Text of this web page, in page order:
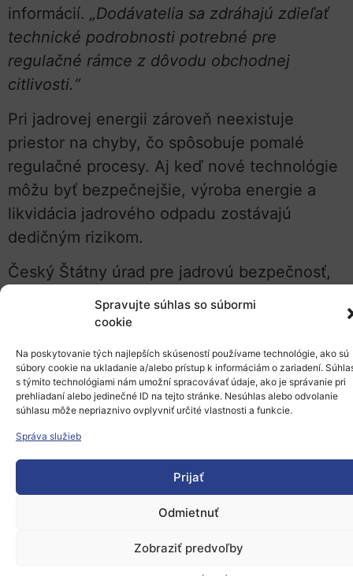
Spravujte súhlas so súbormi
cookie
Na poskytovanie tých najlepších skúseností používame technológie, ako sú
súbory cookie na ukladanie a/alebo prístup k informáciám o zariadení.
s týmito technológiami nám umožní spracovávať údaje, ako je správanie pri
prehliadaní alebo jedinečné ID na tejto stránke. Nesúhlas alebo odvolanie
súhlasu môže nepriaznivo ovplyvniť určité vlastnosti a funkcie.
Správa služieb
Prijať
Odmietnuť
Zobraziť predvoľby
informácií. „Dodávatelia sa zdráhajú zdieľať
technické podrobnosti potrebné pre
regulačné rámce z dôvodu obchodnej
citlivosti.“
Pri jadrovej energii zároveň neexistuje
priestor na chyby, čo spôsobuje pomalé
regulačné procesy. Aj keď nové technológie
môžu byť bezpečnejšie, výroba energie a
likvidácia jadrového odpadu zostávajú
dedičným rizikom.
Český Štátny úrad pre jadrovú bezpečnosť,
ktorý sa v súčasnosti podieľa na príprave
legislatívy na schválenie a hodnotenie SMR,
medzinárodnými jadrovými dozornými
orgánmi na výmene informácií a harmonizácii
procesu. Kancelária v súčasnosti
spolupracuje s maďarskými a poľskými
regulátormi a je súčasťou väčších
medzinárodných mechanizmov. Patria sem
Európska skupina regulačných orgánov pre
západoeurópskych regulačných orgánov pre